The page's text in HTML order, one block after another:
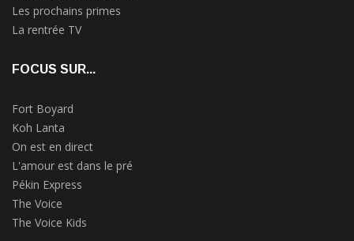
Les prochains primes
La rentrée TV
FOCUS SUR...
Fort Boyard
Koh Lanta
On est en direct
L'amour est dans le pré
Pékin Express
The Voice
The Voice Kids